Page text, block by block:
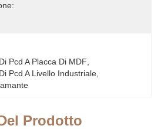
Pcd A Placca Di MDF
Pcd A Livello Industriale
Prodotto